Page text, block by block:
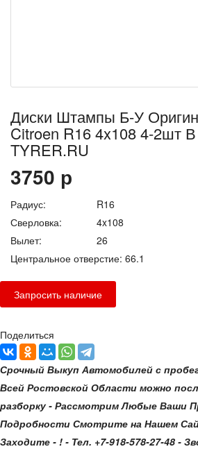
Диски Штампы Б-У
Citroen R16 4x108 4-2шт
TYRER.RU
3750 р
Радиус:
R16
Сверловка:
4x108
Вылет:
26
Центральное отверстие: 66.1
Поделиться
Срочный Выкуп Автомобилей с
Всей Ростовской Области можно
разборку - Рассмотрим Любые Ваши
Подробности Смотрите на Нашем
Заходите - ! - Тел. +7-918-578-27-48 -